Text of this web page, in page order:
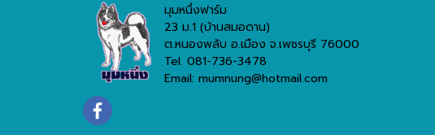
มุมหนึ่งฟาร์ม
23 ม.1 (บ้านสมอดาน)
ต.หนองพลับ อ.เมือง จ.เพชรบุรี 76000
Tel. 081-736-3478
Email: mumnung@hotmail.com